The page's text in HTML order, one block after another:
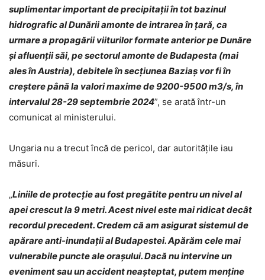
suplimentar important de precipitații în tot bazinul
hidrografic al Dunării amonte de intrarea în ţară, ca
urmare a propagării viiturilor formate anterior pe Dunăre
şi afluenții săi, pe sectorul amonte de Budapesta (mai
ales în Austria), debitele în secţiunea Baziaş vor fi în
creştere până la valori maxime de 9200-9500 m3/s, în
intervalul 28-29 septembrie 2024”, se arată într-un
comunicat al ministerului.
Ungaria nu a trecut încă de pericol, dar autoritățile iau
măsuri.
„Liniile de protecție au fost pregătite pentru un nivel al
apei crescut la 9 metri. Acest nivel este mai ridicat decât
recordul precedent. Credem că am asigurat sistemul de
apărare anti-inundații al Budapestei. Apărăm cele mai
vulnerabile puncte ale orașului. Dacă nu intervine un
eveniment sau un accident neașteptat, putem menține